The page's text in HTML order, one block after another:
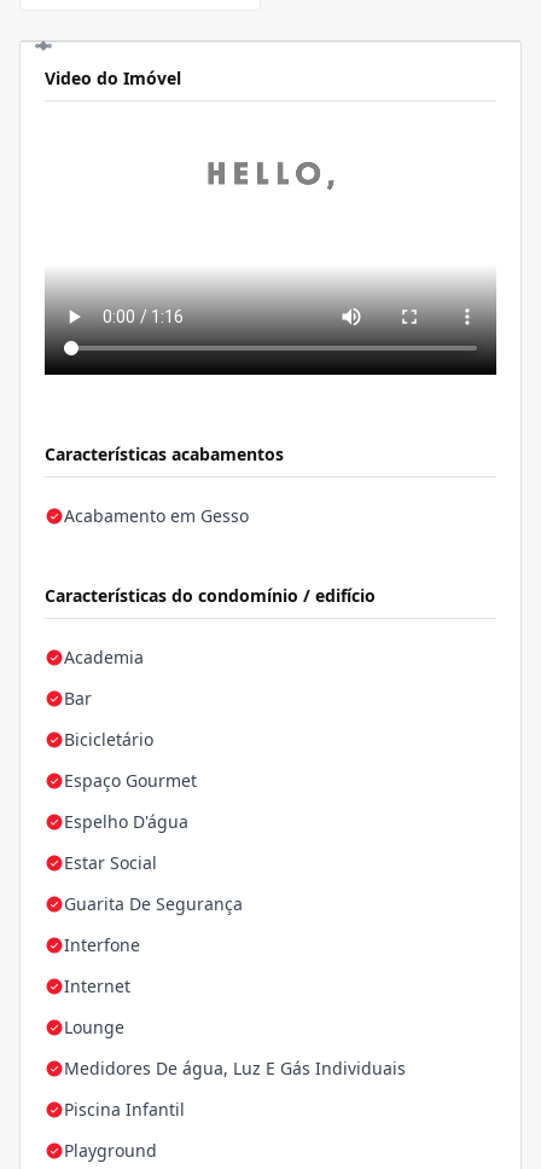
Video do Imóvel
Características acabamentos
Acabamento em Gesso
Características do condomínio / edifício
Academia
Bar
Bicicletário
Espaço Gourmet
Espelho D'água
Estar Social
Guarita De Segurança
Interfone
Internet
Lounge
Medidores De água, Luz E Gás Individuais
Piscina Infantil
Playground